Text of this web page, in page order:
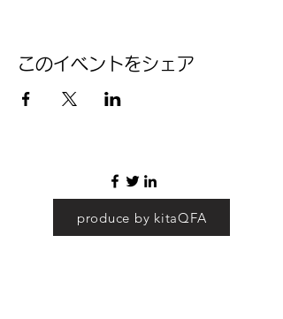
このイベントをシェア
produce by kitaQFA